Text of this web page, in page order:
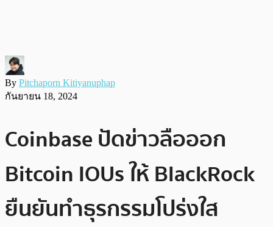
By Pitchaporn Kitiyanuphap
กันยายน 18, 2024
Coinbase ปัดข่าวลือออก
Bitcoin IOUs ให้ BlackRock
ยืนยันทำธุรกรรมโปร่งใส